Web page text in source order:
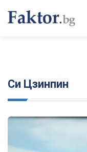
Си Цзинпин